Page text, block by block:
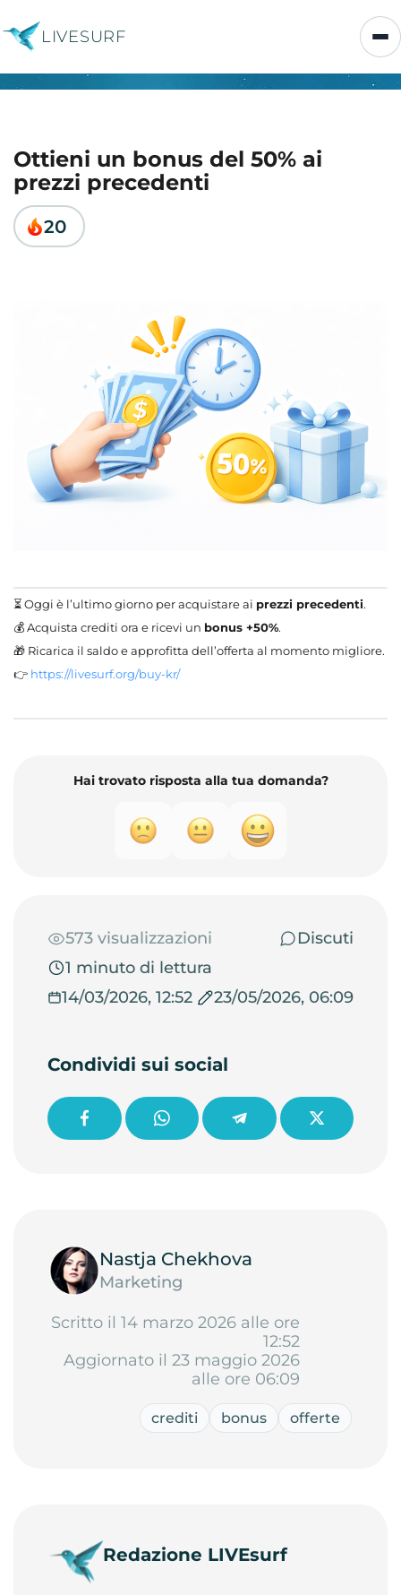
LIVESURF
Ottieni un bonus del 50% ai
prezzi precedenti
20
⏳ Oggi è l’ultimo giorno per acquistare ai prezzi precedenti.
💰 Acquista crediti ora e ricevi un bonus +50%.
🎁 Ricarica il saldo e approfitta dell’offerta al momento migliore.
👉 https://livesurf.org/buy-kr/
Hai trovato risposta alla tua domanda?
573 visualizzazioni
Discuti
1 minuto di lettura
14/03/2026, 12:52
23/05/2026, 06:09
Condividi sui social
Nastja Chekhova
Marketing
Scritto il 14 marzo 2026 alle ore
12:52
Aggiornato il 23 maggio 2026
alle ore 06:09
crediti bonus offerte
Redazione LIVEsurf